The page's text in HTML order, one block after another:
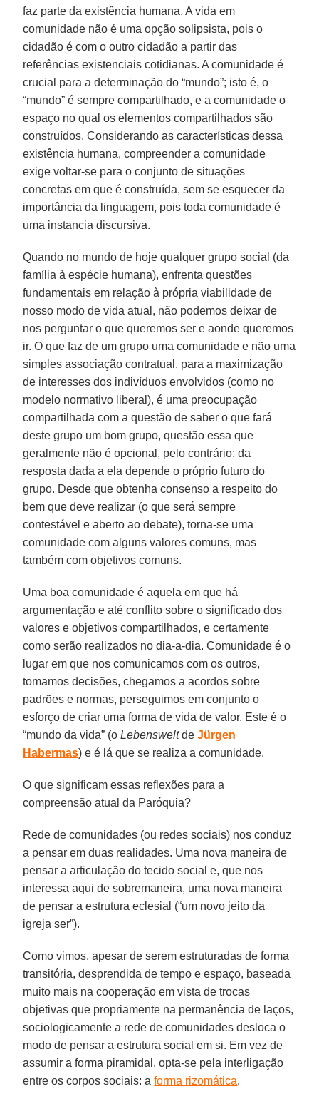
faz parte da existência humana. A vida em
comunidade não é uma opção solipsista, pois o
cidadão é com o outro cidadão a partir das
referências existenciais cotidianas. A comunidade é
crucial para a determinação do “mundo”; isto é, o
“mundo” é sempre compartilhado, e a comunidade o
espaço no qual os elementos compartilhados são
construídos. Considerando as características dessa
existência humana, compreender a comunidade
exige voltar-se para o conjunto de situações
concretas em que é construída, sem se esquecer da
importância da linguagem, pois toda comunidade é
uma instancia discursiva.
Quando no mundo de hoje qualquer grupo social (da
família à espécie humana), enfrenta questões
fundamentais em relação à própria viabilidade de
nosso modo de vida atual, não podemos deixar de
nos perguntar o que queremos ser e aonde queremos
ir. O que faz de um grupo uma comunidade e não uma
simples associação contratual, para a maximização
de interesses dos indivíduos envolvidos (como no
modelo normativo liberal), é uma preocupação
compartilhada com a questão de saber o que fará
deste grupo um bom grupo, questão essa que
geralmente não é opcional, pelo contrário: da
resposta dada a ela depende o próprio futuro do
grupo. Desde que obtenha consenso a respeito do
bem que deve realizar (o que será sempre
contestável e aberto ao debate), torna-se uma
comunidade com alguns valores comuns, mas
também com objetivos comuns.
Uma boa comunidade é aquela em que há
argumentação e até conflito sobre o significado dos
valores e objetivos compartilhados, e certamente
como serão realizados no dia-a-dia. Comunidade é o
lugar em que nos comunicamos com os outros,
tomamos decisões, chegamos a acordos sobre
padrões e normas, perseguimos em conjunto o
esforço de criar uma forma de vida de valor. Este é o
“mundo da vida” (oLebensweltdeJürgen
Habermas) e é lá que se realiza a comunidade.
O que significam essas reflexões para a
compreensão atual da Paróquia?
Rede de comunidades (ou redes sociais) nos conduz
a pensar em duas realidades. Uma nova maneira de
pensar a articulação do tecido social e, que nos
interessa aqui de sobremaneira, uma nova maneira
de pensar a estrutura eclesial (“um novo jeito da
igreja ser”).
Como vimos, apesar de serem estruturadas de forma
transitória, desprendida de tempo e espaço, baseada
muito mais na cooperação em vista de trocas
objetivas que propriamente na permanência de laços,
sociologicamente a rede de comunidades desloca o
modo de pensar a estrutura social em si. Em vez de
assumir a forma piramidal, opta-se pela interligação
entre os corpos sociais: aforma rizomática.